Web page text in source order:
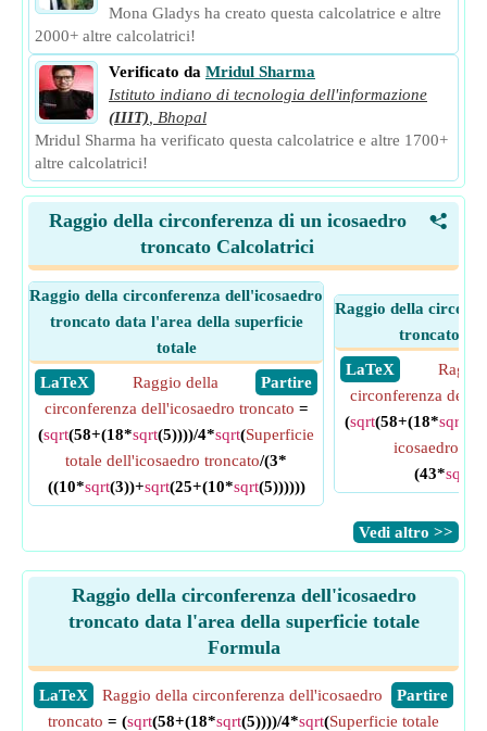
Mona Gladys ha creato questa calcolatrice e altre
2000+ altre calcolatrici!
Verificato da Mridul Sharma
Istituto indiano di tecnologia dell'informazione
(IIIT)
Bhopal
Mridul Sharma ha verificato questa calcolatrice e altre 1700+
altre calcolatrici!
<
Raggio della circonferenza di un icosaedro
troncato Calcolatrici
Raggio della circonferenza dell'icosaedro
troncato data l'area della superficie
totale
​ LaTeX
​ Partire
Raggio della
circonferenza dell'icosaedro troncato =
(sqrt(58+(18*sqrt(5))))/4*sqrt(Superficie
totale dell'icosaedro troncato/(3*
((10*sqrt(3))+sqrt(25+(10*sqrt(5))))))
Raggio della
troncato
​ LaTeX
circonferenza
(sqrt(58+(18*sqrt
icosaedro
(43*sqrt
​Vedi altro >>
Raggio della circonferenza dell'icosaedro
troncato data l'area della superficie totale
Formula
​LaTeX ​Partire
Raggio della circonferenza dell'icosaedro
troncato = (sqrt(58+(18*sqrt(5))))/4*sqrt(Superficie totale